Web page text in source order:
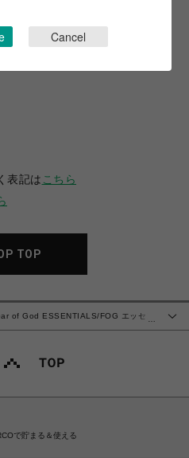
表記は こちら
TOP
…
of God ESSENTIALS/FOG エッセン
で貯まる＆使える
Cancel